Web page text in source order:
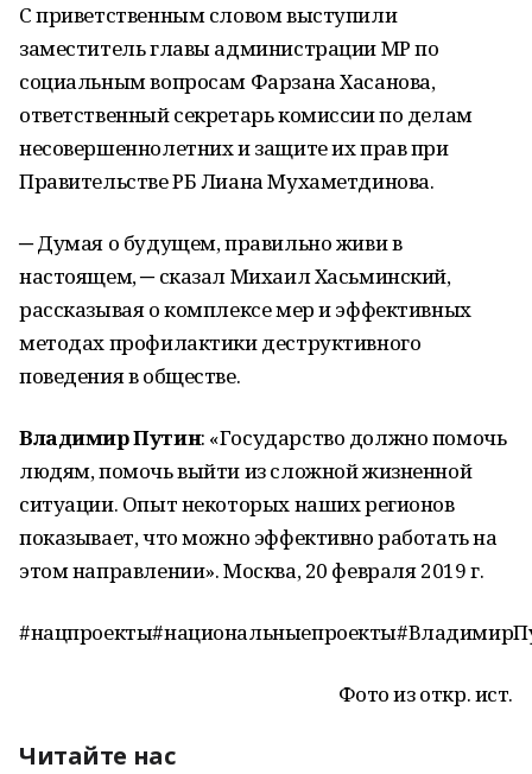
С приветственным словом выступили
заместитель главы администрации МР по
социальным вопросам Фарзана Хасанова,
ответственный секретарь комиссии по делам
несовершеннолетних и защите их прав при
Правительстве РБ Лиана Мухаметдинова.
─ Думая о будущем, правильно живи в
настоящем, ─ сказал Михаил Хасьминский,
рассказывая о комплексе мер и эффективных
методах профилактики деструктивного
поведения в обществе.
Владимир Путин: «Государство должно помочь
людям, помочь выйти из сложной жизненной
ситуации. Опыт некоторых наших регионов
показывает, что можно эффективно работать на
этом направлении». Москва, 20 февраля 2019 г.
Фото из откр. ист.
Читайте нас